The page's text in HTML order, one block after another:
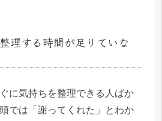
理する時間が足りていな
に気持ちを整理できる人ばか
では「謝ってくれた」とわか